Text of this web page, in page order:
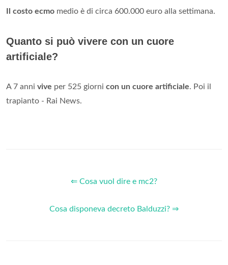
Il costo ecmo medio è di circa 600.000 euro alla settimana.
Quanto si può vivere con un cuore
artificiale?
A 7 anni vive per 525 giorni con un cuore artificiale. Poi il
trapianto - Rai News.
⇐ Cosa vuol dire e mc2?
Cosa disponeva decreto Balduzzi? ⇒